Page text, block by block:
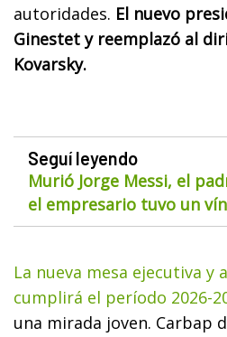
autoridades. El nuevo
Ginestet y reemplazó al
Kovarsky.
Seguí leyendo
Murió Jorge Messi, el
el empresario tuvo un
La nueva mesa ejecutiva y
cumplirá el período 2026-
una mirada joven. Carbap